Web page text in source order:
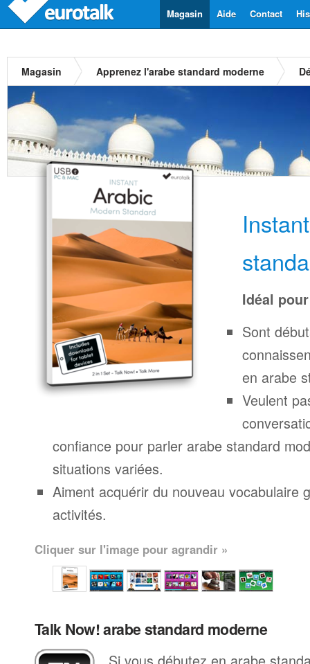
Contact
Aide
Magasin
Magasin Apprenez l'arabe standard moderne
Idéal
Sont
en arabe
Veulent
confiance pour parler arabe standard
situations variées.
Aiment acquérir du nouveau vocabulaire
activités.
Cliquer sur l'image pour agrandir »
Talk Now! arabe standard moderne